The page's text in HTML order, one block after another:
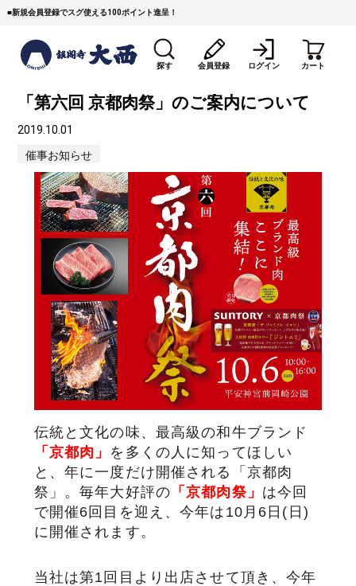
■新規会員登録でスグ使える100ポイント進呈！
探す
すき焼き 焼 肉 ステーキ
しゃぶしゃぶ コマ切れミンチ ローストビーフ
焼豚など（豚肉の加工
品）
牛丼など（牛肉の加工
品）
カレー・コロッケ・ハン
バーグ
タレ類 村沢牛 京丹波平井牛
サステナブル・和牛
（熟）
千代幻豚 贈り物・ギフト
会員登録 ログイン カート
「第六回 京都肉祭」のご案内について
2019.10.01
催事お知らせ
伝統と文化の味、最高級の和牛ブランド
「京都肉」 を多くの人に知ってほしい
と、 年に一度だけ開催される「京都肉
祭」。毎年大好評の 「京都肉祭」 は今回
で開催6回目を迎え、今年は10月6日(日)
に開催されます。
当社は第1回目より出店させて頂き、今年